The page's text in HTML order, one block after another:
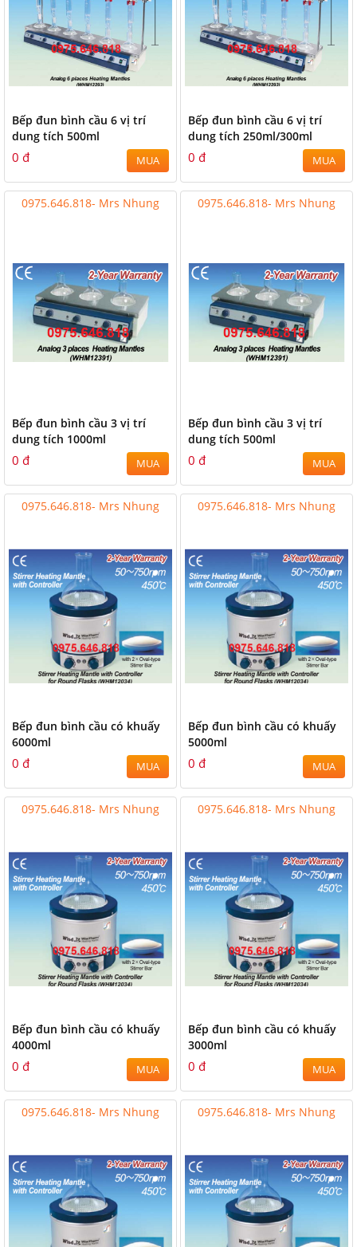
Bếp đun bình cầu 6 vị trí
dung tích 500ml
0 đ MUA
Bếp đun bình cầu 6 vị trí
dung tích 250ml/300ml
0 đ MUA
0975.646.818- Mrs Nhung
Bếp đun bình cầu 3 vị trí
dung tích 1000ml
0 đ MUA
0975.646.818- Mrs Nhung
Bếp đun bình cầu 3 vị trí
dung tích 500ml
0 đ MUA
0975.646.818- Mrs Nhung
Bếp đun bình cầu có khuấy
6000ml
0 đ MUA
0975.646.818- Mrs Nhung
Bếp đun bình cầu có khuấy
5000ml
0 đ MUA
0975.646.818- Mrs Nhung
Bếp đun bình cầu có khuấy
4000ml
0 đ MUA
0975.646.818- Mrs Nhung
Bếp đun bình cầu có khuấy
3000ml
0 đ MUA
0975.646.818- Mrs Nhung 0975.646.818- Mrs Nhung